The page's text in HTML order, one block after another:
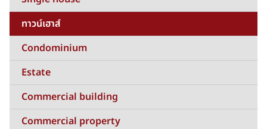
ทาวน์เฮาส์
Condominium
Estate
Commercial building
Commercial property